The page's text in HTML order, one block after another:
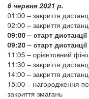
6 червня 2021 р.
01:00 – закриття
02:00 – закриття
09:00 – старт дистанції
09:20 – старт
11:05 – орієнтовний
11:30 – закриття
14:00 – закриття
15:00 – нагородження
закриття змагань